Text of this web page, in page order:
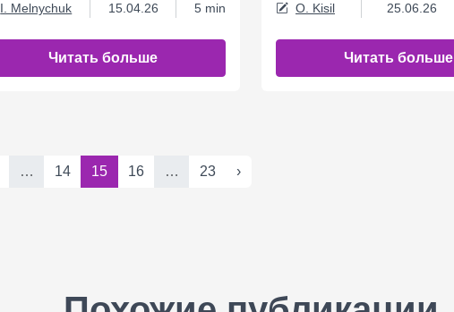
I. Melnychuk 15.04.26 5 min
Читать больше
O. Kisil 25.06.26
Читать больше
… 14 15 16 … 23 ›